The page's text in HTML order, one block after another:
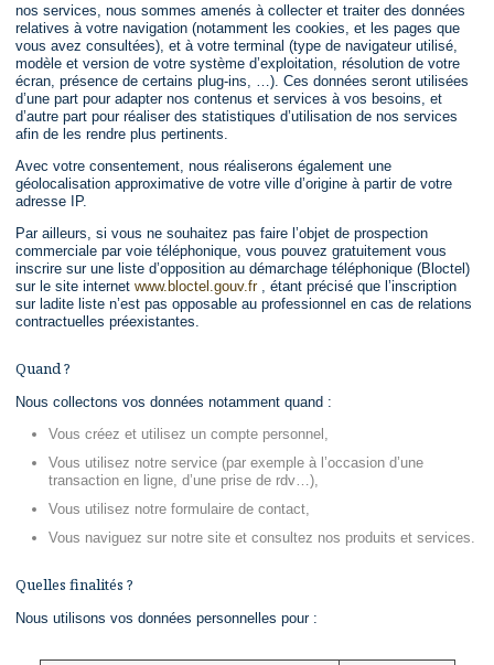
nos services, nous sommes amenés à collecter et traiter des données
relatives à votre navigation (notamment les cookies, et les pages que
vous avez consultées), et à votre terminal (type de navigateur utilisé,
modèle et version de votre système d’exploitation, résolution de votre
écran, présence de certains plug-ins, …). Ces données seront utilisées
d’une part pour adapter nos contenus et services à vos besoins, et
d’autre part pour réaliser des statistiques d’utilisation de nos services
afin de les rendre plus pertinents.
Avec votre consentement, nous réaliserons également une
géolocalisation approximative de votre ville d’origine à partir de votre
adresse IP.
Par ailleurs, si vous ne souhaitez pas faire l’objet de prospection
commerciale par voie téléphonique, vous pouvez gratuitement vous
inscrire sur une liste d’opposition au démarchage téléphonique (Bloctel)
sur le site internetwww.bloctel.gouv.fr, étant précisé que l’inscription
sur ladite liste n’est pas opposable au professionnel en cas de relations
contractuelles préexistantes.
Quand ?
Nous collectons vos données notamment quand :
Vous créez et utilisez un compte personnel,
Vous utilisez notre service (par exemple à l’occasion d’une
transaction en ligne, d’une prise de rdv…),
Vous utilisez notre formulaire de contact,
Vous naviguez sur notre site et consultez nos produits et services.
Quelles finalités ?
Nous utilisons vos données personnelles pour :